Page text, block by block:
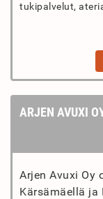
tukipalvelut,
ARJEN AVUXI
Arjen Avuxi Oy
Kärsämäellä ja